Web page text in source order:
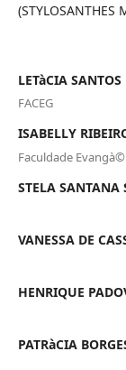
(STYLOSANTHES
LETàCIA SANTOS
FACEG
ISABELLY
Faculdade
STELA SANTANA
VANESSA DE
HENRIQUE
PATRàCIA